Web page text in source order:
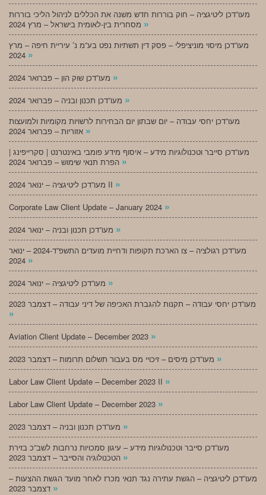
מעו”דכן ליטיגציה – חוק בוררות חדש משנה את הכללים לניהול הליכי בוררות
»
מעו”דכן מיסוי מוניציפלי – פסק דין תשתיות נפט בע”מ נ’ עיריית חיפה – מרץ
»
»
»
מעו”דכן יחסי עבודה – יום שבתון יום הבחירות לרשויות מקומיות ולמועצות
»
מעו”דכן סייבר וטכנולוגיות מידע – איסוף מידע פומבי באינטרנט | סקרייפינג |
»
מעו”דכן ליטיגציה – ינואר 2024 II »
Corporate Law Client Update – January 2024 »
»
מעו”דכן רגולציה – צו הארכת תקופות ודחיית מועדים התשפ”ד-2024 – ינואר
»
»
מעו”דכן יחסי עבודה – תקנות להגברת האכיפה של דיני עבודה – דצמבר 2023
»
Aviation Client Update – December 2023 »
»
Labor Law Client Update – December 2023 II »
Labor Law Client Update – December 2023 »
»
מעו”דכן סייבר וטכנולוגיות מידע – עיגון סמכויות נרחבות לשב”כ בזירת
»
מעו”דכן ליטיגציה – הגשת עתירה נגד תנאי מכרז לאחר מועד הגשת ההצעות –
»